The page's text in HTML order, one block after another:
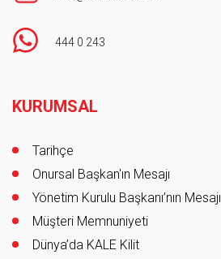
444 0 243
KURUMSAL
Tarihçe
Onursal Başkan'ın Mesajı
Yönetim Kurulu Başkanı’nın Mesajı
Müşteri Memnuniyeti
Dünya’da KALE Kilit